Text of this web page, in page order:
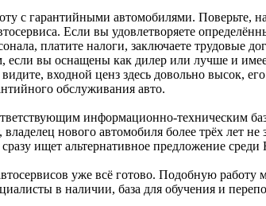
с гарантийными автомобилями. Поверьте,
Если вы удовлетворяете
платите налоги, заключаете
если вы оснащены как дилер или лучше и
входной ценз здесь довольно высок,
обслуживания авто.
информационно-техническим
нового автомобиля более трёх лет
сразу ищет альтернативное предложение
уже всё готово. Подобную
в наличии, база для обучения и